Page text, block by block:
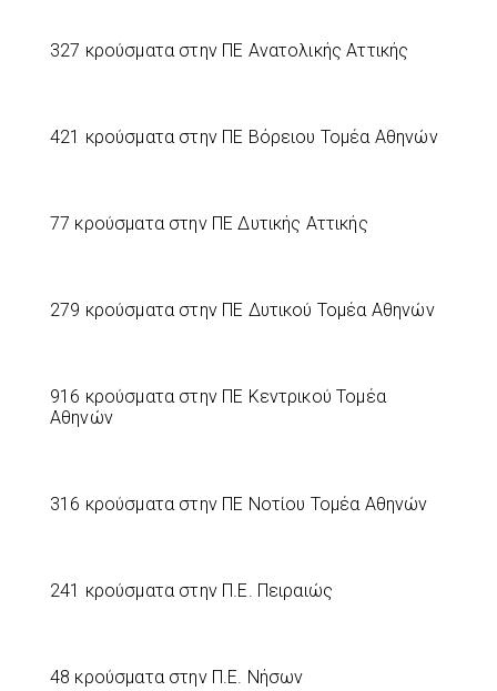
327 κρούσματα στην ΠΕ Ανατολικής Αττικής
421 κρούσματα στην ΠΕ Βόρειου Τομέα Αθηνών
77 κρούσματα στην ΠΕ Δυτικής Αττικής
279 κρούσματα στην ΠΕ Δυτικού Τομέα Αθηνών
916 κρούσματα στην ΠΕ Κεντρικού Τομέα
Αθηνών
316 κρούσματα στην ΠΕ Νοτίου Τομέα Αθηνών
241 κρούσματα στην Π.Ε. Πειραιώς
48 κρούσματα στην Π.Ε. Νήσων